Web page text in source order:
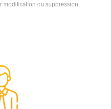
modification ou suppression.